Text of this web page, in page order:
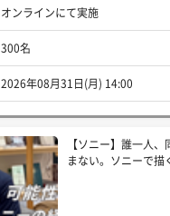
オンラインにて実施
300名
2026年08月31日(月) 14:00
【ソニー】誰一人
まない。ソニーで描